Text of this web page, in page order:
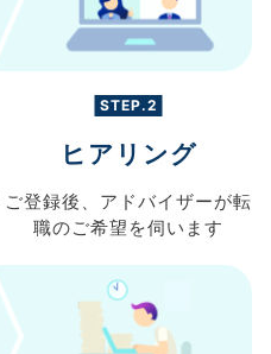
STEP.2
ヒアリング
ご登録後、 アドバイザーが転
職のご希望を伺います